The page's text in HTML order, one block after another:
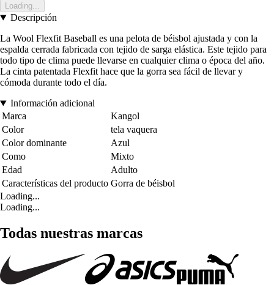
Loading...
Descripción
La Wool Flexfit Baseball es una pelota de béisbol ajustada y con la
espalda cerrada fabricada con tejido de sarga elástica. Este tejido para
todo tipo de clima puede llevarse en cualquier clima o época del año.
La cinta patentada Flexfit hace que la gorra sea fácil de llevar y
cómoda durante todo el día.
Información adicional
Marca
Kangol
Color
tela vaquera
Color dominante
Azul
Como
Mixto
Edad
Adulto
Características del producto Gorra de béisbol
Loading...
Loading...
Todas nuestras marcas